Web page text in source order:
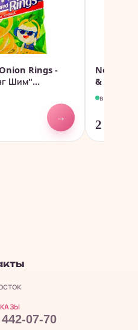
Rings -
Шим"...
→
& Spicy -
в наличии
2 208
07-70